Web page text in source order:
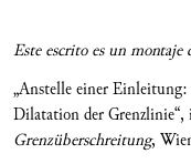
Este escrito es un montaje
„Anstelle einer Einleitung:
Dilatation der Grenzlinie“,
Grenzüberschreitung,